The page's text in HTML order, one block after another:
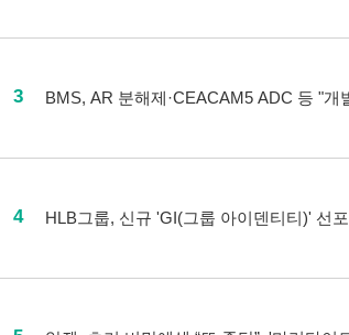
3 BMS, AR 분해제·CEACAM5 ADC 등 "개
4 HLB그룹, 신규 'GI(그룹 아이덴티티)' 선